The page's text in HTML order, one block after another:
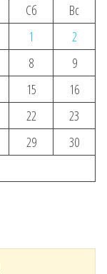
Сб
Вс
1
2
8
9
15
16
22
23
29
30